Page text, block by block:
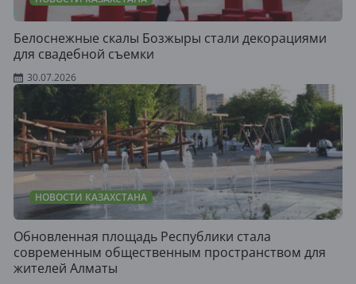
Белоснежные скалы Бозжыры стали декорациями
для свадебной съемки
30.07.2026
НОВОСТИ КАЗАХСТАНА
Обновленная площадь Республики стала
современным общественным пространством для
жителей Алматы